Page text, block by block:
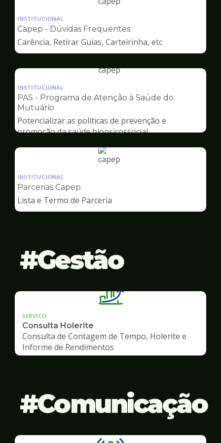
Ilustração
pagina
de
Capep
INSTITUCIONAL
Capep - Dúvidas Frequentes
Carência, Retirar Guias, Carteirinha, etc
Ilustração
pagina
Capep
INSTITUCIONAL
PAS - Programa de Atenção à Saúde do
Mutuário
Potencializar as políticas de prevenção e
promoção da saúde biopsicossocial
Ilustração
Capep
INSTITUCIONAL
Parcerias Capep
Lista e Termo de Parceria
Gestão
SERVICO
Consulta Holerite
Consulta de Contagem de Tempo, Holerite e
Informe de Rendimentos
Comunicação